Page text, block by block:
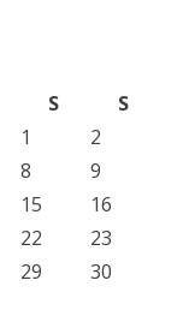
S
S
1
2
8
9
15
16
22
23
29
30